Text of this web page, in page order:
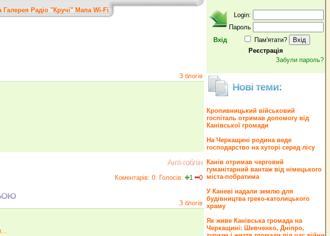
Галерея Радіо "Кручі" Мапа Wi-Fi
З блогів
Анті-гоблін
Коментарів: 0 Голосів: 1 0
З блогів
Вхід
Login:
Пароль
Пам'ятати?
Реєстрація
Забули пароль?
Нові теми:
Кропивницький військовий
госпіталь отримав допомогу від
Канівської громади
На Черкащині родина веде
господарство на хуторі серед лісу
Канів отримав черговий
гуманітарний вантаж від німецького
міста-побратима
У Каневі надали землю для
будівництва греко‐католицького
храму
Як живе Канівська громада на
Черкащині: Шевченко, Дніпро,